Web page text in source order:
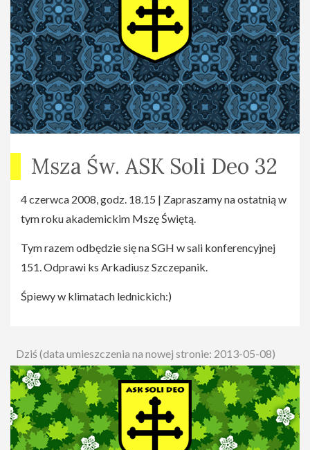
Msza Św. ASK Soli Deo 32
4 czerwca 2008, godz. 18.15 | Zapraszamy na ostatnią w
tym roku akademickim Mszę Świętą.
Tym razem odbędzie się na SGH w sali konferencyjnej
151. Odprawi ks Arkadiusz Szczepanik.
Śpiewy w klimatach lednickich:)
Dziś (data umieszczenia na nowej stronie: 2013-05-08)